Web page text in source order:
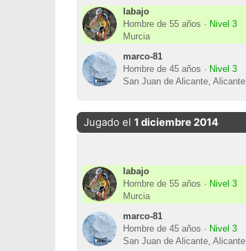
labajo
Hombre de 55 años · Nivel 3
Murcia
marco-81
Hombre de 45 años · Nivel 3
San Juan de Alicante, Alicante
Jugado el 1 diciembre 2014
labajo
Hombre de 55 años · Nivel 3
Murcia
marco-81
Hombre de 45 años · Nivel 3
San Juan de Alicante, Alicante